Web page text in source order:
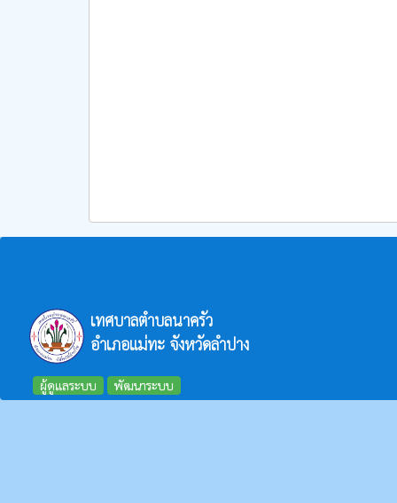
เทศบาลตำบลนาครัว
อำเภอแม่ทะ จังหวัดลำปาง
ผู้ดูแลระบบ พัฒนาระบบ